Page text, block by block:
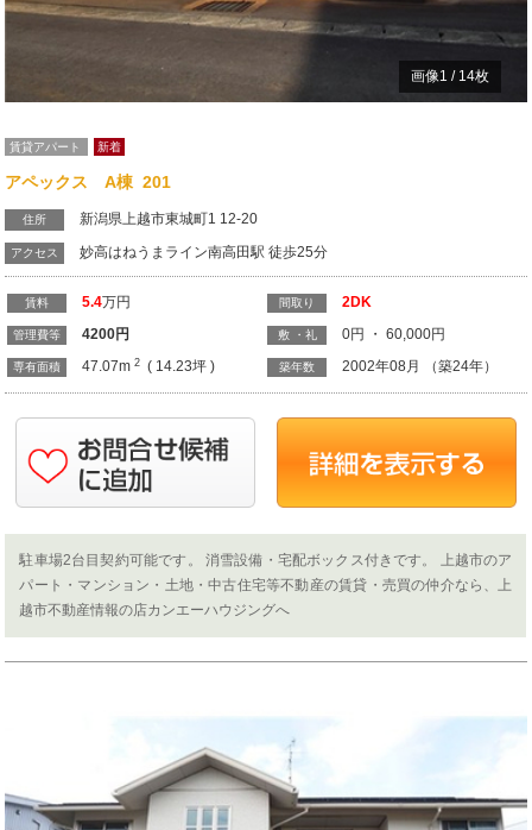
画像1 / 14枚
賃貸アパート 新着
アペックス A棟 201
住所 新潟県上越市東城町1 12-20
アクセス 妙高はねうまライン南高田駅 徒歩25分
賃料 5.4万円
管理費等 4200円
専有面積 47.07m 2( 14.23坪 )
間取り 2DK
敷 ・礼 0円 ・ 60,000円
築年数 2002年08月 （築24年）
駐車場2台目契約可能です。 消雪設備・宅配ボックス付きです。 上越市のア
パート・マンション・土地・中古住宅等不動産の賃貸・売買の仲介なら、上
越市不動産情報の店カンエーハウジングへ